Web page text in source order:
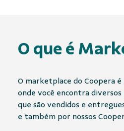
O que é
O marketplace do Coopera
onde você encontra
que são vendidos e
e também por nossos